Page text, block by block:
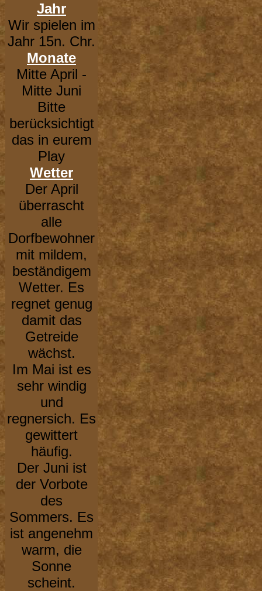
Jahr
Wir spielen im
Jahr 15n. Chr.
Monate
Mitte April -
Mitte Juni
Bitte
berücksichtigt
das in eurem
Play
Wetter
Der April
überrascht
alle
Dorfbewohner
mit mildem,
beständigem
Wetter. Es
regnet genug
damit das
Getreide
wächst.
Im Mai ist es
sehr windig
und
regnersich. Es
gewittert
häufig.
Der Juni ist
der Vorbote
des
Sommers. Es
ist angenehm
warm, die
Sonne
scheint.